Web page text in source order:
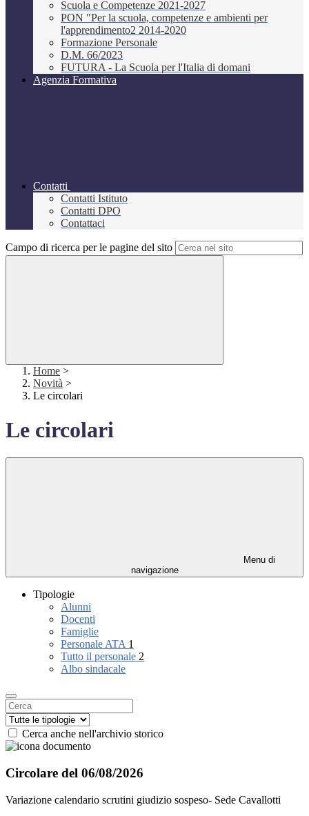
Scuola e Competenze 2021-2027
PON "Per la scuola, competenze e ambienti per
l'apprendimento2 2014-2020
Formazione Personale
D.M. 66/2023
FUTURA - La Scuola per l'Italia di domani
Agenzia Formativa
Contatti
Contatti Istituto
Contatti DPO
Contattaci
Campo di ricerca per le pagine del sito
Home >
Novità >
Le circolari
Le circolari
Menu di
navigazione
Tipologie
Alunni
Docenti
Famiglie
Personale ATA 1
Tutto il personale 2
Albo sindacale
Cerca anche nell'archivio storico
Circolare del 06/08/2026
Variazione calendario scrutini giudizio sospeso- Sede Cavallotti